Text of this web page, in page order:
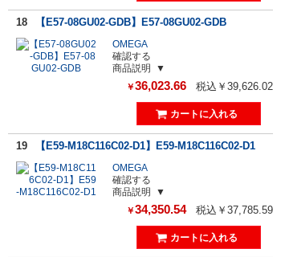
18 【E57-08GU02-GDB】E57-08GU02-GDB
OMEGA
確認する
商品説明
￥36,023.66 税込￥39,626.02
19 【E59-M18C116C02-D1】E59-M18C116C02-D1
OMEGA
確認する
商品説明
￥34,350.54 税込￥37,785.59